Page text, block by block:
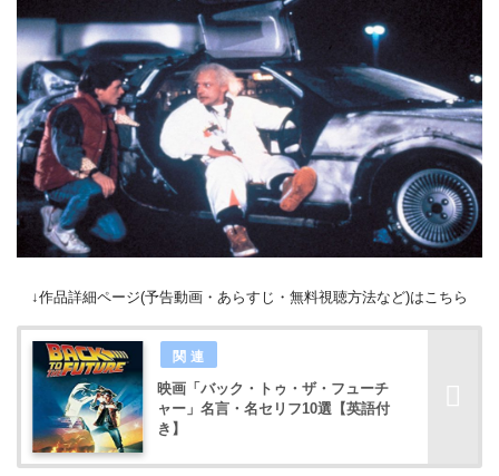
↓作品詳細ページ(予告動画・あらすじ・無料視聴方法など)はこちら
映画「バック・トゥ・ザ・フューチ
ャー」名言・名セリフ10選【英語付
き】